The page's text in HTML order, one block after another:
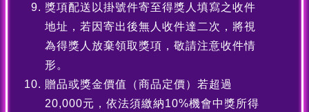
獎項配送以掛號件寄至得獎人填寫之收件
地址，若因寄出後無人收件達二次，將視
為得獎人放棄領取獎項，敬請注意收件情
形。
贈品或獎金價值（商品定價）若超過
20,000元，依法須繳納10%機會中獎所得